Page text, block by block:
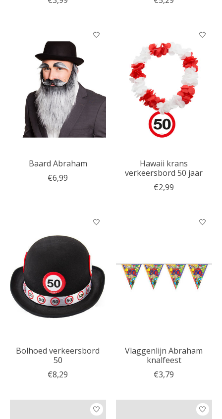
Baard Abraham
€6,99
Hawaii krans
verkeersbord 50 jaar
€2,99
Bolhoed verkeersbord
50
€8,29
Vlaggenlijn Abraham
knalfeest
€3,79